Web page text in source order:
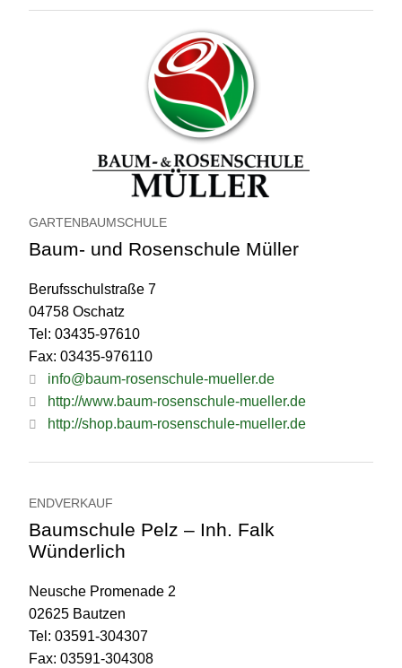
GARTENBAUMSCHULE
Baum- und Rosenschule Müller
Berufsschulstraße 7
04758 Oschatz
Tel: 03435-97610
Fax: 03435-976110
info@baum-rosenschule-mueller.de
http://www.baum-rosenschule-mueller.de
http://shop.baum-rosenschule-mueller.de
ENDVERKAUF
Baumschule Pelz – Inh. Falk
Wünderlich
Neusche Promenade 2
02625 Bautzen
Tel: 03591-304307
Fax: 03591-304308